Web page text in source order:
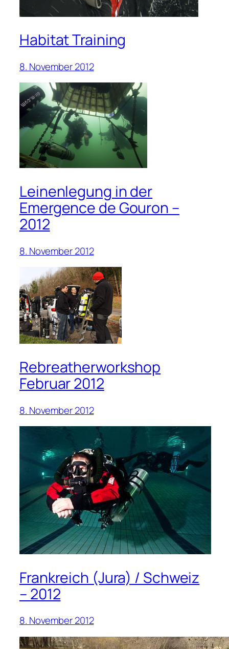
Habitat Training
8. November 2012
Leinenlegung in der
Emergence de Gouron –
2012
8. November 2012
Rebreatherworkshop
Februar 2012
8. November 2012
Frankreich (Jura) / Schweiz
– 2012
8. November 2012